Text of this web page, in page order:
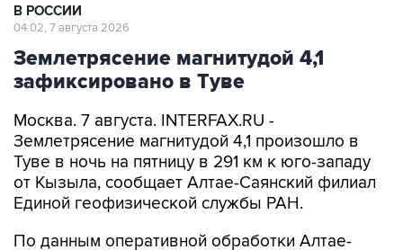
В РОССИИ
04:02, 7 августа 2026
Землетрясение магнитудой 4,1
зафиксировано в Туве
Москва. 7 августа. INTERFAX.RU -
Землетрясение магнитудой 4,1 произошло в
Туве в ночь на пятницу в 291 км к юго-западу
от Кызыла, сообщает Алтае-Саянский филиал
Единой геофизической службы РАН.
По данным оперативной обработки Алтае-